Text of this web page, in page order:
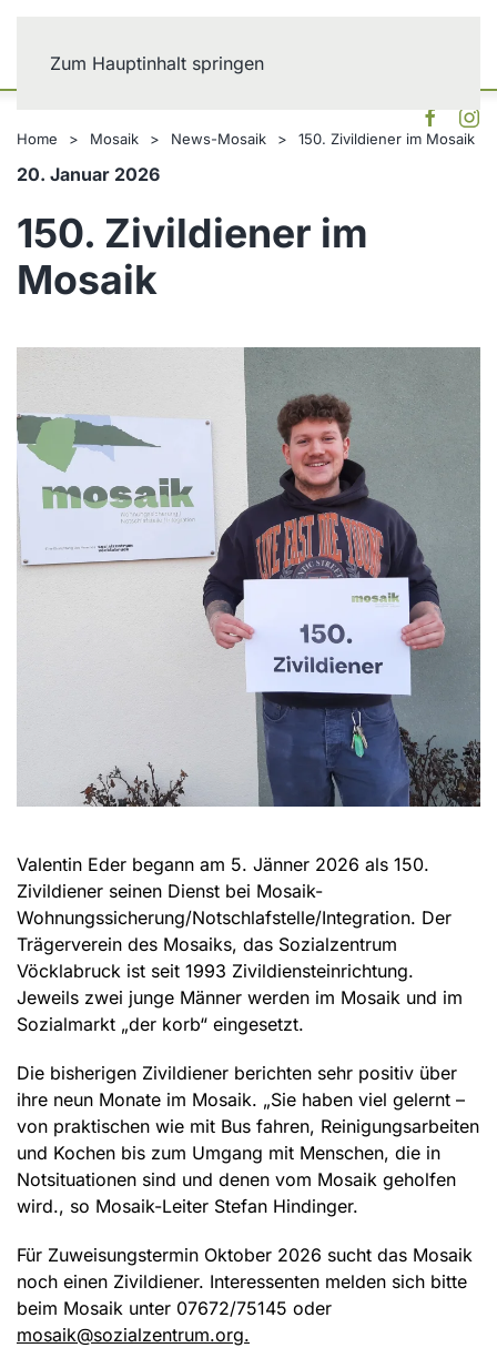
Zum Hauptinhalt springen
Home Mosaik News-Mosaik 150. Zivildiener im Mosaik
20. Januar 2026
150. Zivildiener im
Mosaik
Valentin Eder begann am 5. Jänner 2026 als 150.
Zivildiener seinen Dienst bei Mosaik-
Wohnungssicherung/Notschlafstelle/Integration. Der
Trägerverein des Mosaiks, das Sozialzentrum
Vöcklabruck ist seit 1993 Zivildiensteinrichtung.
Jeweils zwei junge Männer werden im Mosaik und im
Sozialmarkt „der korb“ eingesetzt.
Die bisherigen Zivildiener berichten sehr positiv über
ihre neun Monate im Mosaik. „Sie haben viel gelernt –
von praktischen wie mit Bus fahren, Reinigungsarbeiten
und Kochen bis zum Umgang mit Menschen, die in
Notsituationen sind und denen vom Mosaik geholfen
wird., so Mosaik-Leiter Stefan Hindinger.
Für Zuweisungstermin Oktober 2026 sucht das Mosaik
noch einen Zivildiener. Interessenten melden sich bitte
beim Mosaik unter 07672/75145 oder
mosaik@sozialzentrum.org.